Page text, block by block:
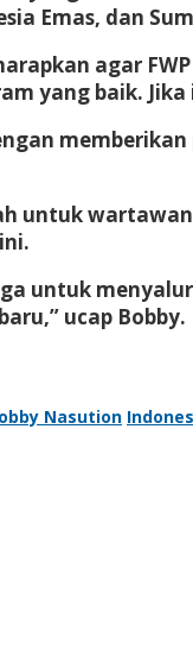
Emas, dan
agar
yang baik.
untuk
untuk
ucap Bobby.
Nasution